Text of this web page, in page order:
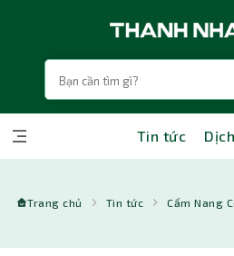
Tin tức
Trang chủ Tin tức Cẩm Nang